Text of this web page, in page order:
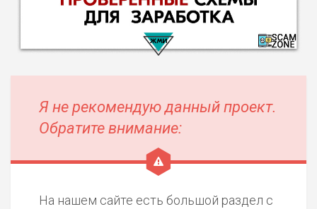
НАЗВАНИЕ
Я не рекомендую данный проект.
Обратите внимание:
На нашем сайте есть большой раздел с